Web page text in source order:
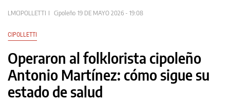
LMCIPOLLETTI Cipoleño 19 DE MAYO 2026 - 19:08
CIPOLLETTI
Operaron al folklorista cipoleño
Antonio Martínez: cómo sigue su
estado de salud